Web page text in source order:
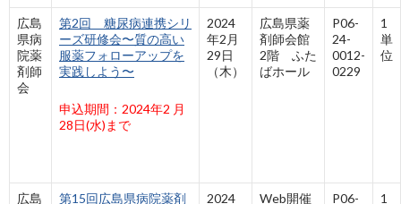
広島
県病
院薬
剤師
会
第2回 糖尿病連携シリ
ーズ研修会〜質の高い
服薬フォローアップを
実践しよう〜
申込期間：2024年2 月
28日(水)まで
2024
年2月
29日
（木）
広島県薬
剤師会館
2階 ふた
ばホール
P06-
24-
0012-
0229
1
単
位
広島 第15回広島県病院薬剤 2024 Web開催 P06- 1